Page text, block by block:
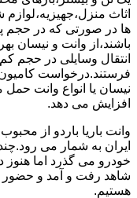
اثاث
ها در صورتی که در حجم
باشند،از وانت و نیسان
انتقال وسایلی در حجم
فرستند.درخواست کامیون
نیسان یا انواع وانت
افزایش می دهد.
وانت باریا باردو از
ایران به شمار می
خودرو می گذرد اما هنوز
شاهد رفت و آمد و حضور
هستیم.